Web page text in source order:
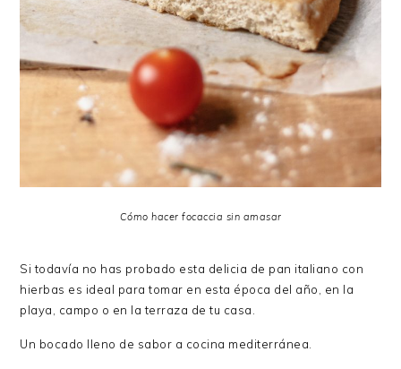
Cómo hacer focaccia sin amasar
Si todavía no has probado esta delicia de pan italiano con
hierbas es ideal para tomar en esta época del año, en la
playa, campo o en la terraza de tu casa.
Un bocado lleno de sabor a cocina mediterránea.